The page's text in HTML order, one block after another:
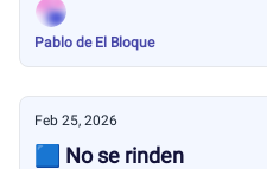
Pablo de El Bloque
Feb 25, 2026
🟦 No se rinden